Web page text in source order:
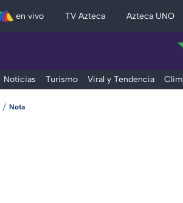
en vivo TV Azteca Azteca UNO
Noticias Turismo Viral y Tendencia
Nota